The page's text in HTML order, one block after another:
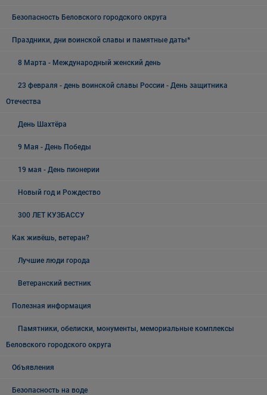
Безопасность Беловского городского округа
Праздники, дни воинской славы и памятные даты*
8 Марта - Международный женский день
23 февраля - день воинской славы России - День защитника
Отечества
День Шахтёра
9 Мая - День Победы
19 мая - День пионерии
Новый год и Рождество
300 ЛЕТ КУЗБАССУ
Как живёшь, ветеран?
Лучшие люди города
Ветеранский вестник
Полезная информация
Памятники, обелиски, монументы, мемориальные комплексы
Беловского городского округа
Объявления
Безопасность на воде